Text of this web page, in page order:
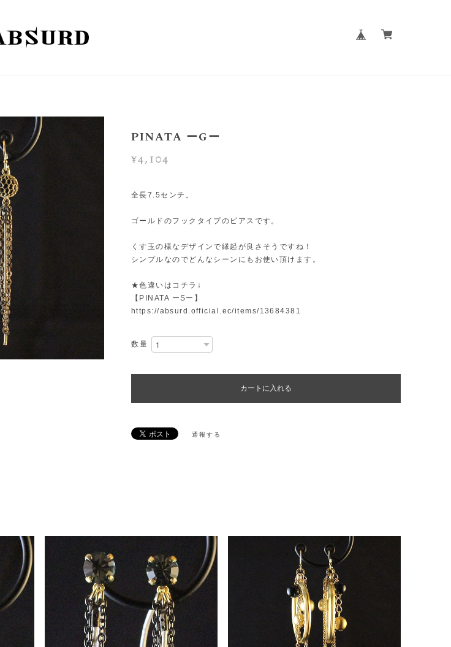
PINATA ーGー
¥4,104
全長7.5センチ。
ゴールドのフックタイプのピアスです。
くす玉の様なデザインで縁起が良さそうですね！
シンプルなのでどんなシーンにもお使い頂けます。
★色違いはコチラ↓
【PINATA ーSー】
https://absurd.official.ec/items/13684381
数量
カートに入れる
通報する